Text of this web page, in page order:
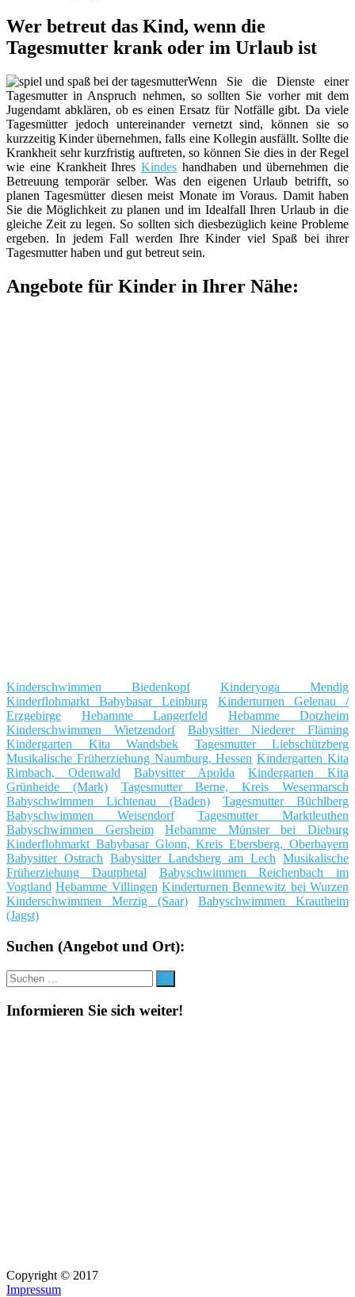
Wer betreut das Kind, wenn die
Tagesmutter krank oder im Urlaub ist
Wenn Sie die Dienste einer
Tagesmutter in Anspruch nehmen, so sollten Sie vorher mit dem
Jugendamt abklären, ob es einen Ersatz für Notfälle gibt. Da viele
Tagesmütter jedoch untereinander vernetzt sind, können sie so
kurzzeitig Kinder übernehmen, falls eine Kollegin ausfällt. Sollte die
Krankheit sehr kurzfristig auftreten, so können Sie dies in der Regel
wie eine Krankheit Ihres Kindes handhaben und übernehmen die
Betreuung temporär selber. Was den eigenen Urlaub betrifft, so
planen Tagesmütter diesen meist Monate im Voraus. Damit haben
Sie die Möglichkeit zu planen und im Idealfall Ihren Urlaub in die
gleiche Zeit zu legen. So sollten sich diesbezüglich keine Probleme
ergeben. In jedem Fall werden Ihre Kinder viel Spaß bei ihrer
Tagesmutter haben und gut betreut sein.
Angebote für Kinder in Ihrer Nähe:
Kinderschwimmen Biedenkopf
Kinderyoga Mendig
Kinderflohmarkt Babybasar Leinburg
Kinderturnen Gelenau /
Erzgebirge
Hebamme Langerfeld
Hebamme Dotzheim
Kinderschwimmen Wietzendorf
Babysitter Niederer Fläming
Kindergarten Kita Wandsbek
Tagesmutter Liebschützberg
Musikalische Früherziehung Naumburg, Hessen Kindergarten Kita
Rimbach, Odenwald
Babysitter Apolda
Kindergarten Kita
Grünheide (Mark)
Tagesmutter Berne, Kreis Wesermarsch
Babyschwimmen Lichtenau (Baden)
Tagesmutter Büchlberg
Babyschwimmen Weisendorf
Tagesmutter Marktleuthen
Babyschwimmen Gersheim
Hebamme Münster bei Dieburg
Kinderflohmarkt Babybasar Glonn, Kreis Ebersberg, Oberbayern
Babysitter Ostrach Babysitter Landsberg am Lech Musikalische
Früherziehung Dautphetal
Babyschwimmen Reichenbach im
Vogtland Hebamme Villingen Kinderturnen Bennewitz bei Wurzen
Kinderschwimmen Merzig (Saar)
Babyschwimmen Krautheim
(Jagst)
Suchen (Angebot und Ort):
Suche
nach:
Suchen
Informieren Sie sich weiter!
Copyright © 2017
Impressum